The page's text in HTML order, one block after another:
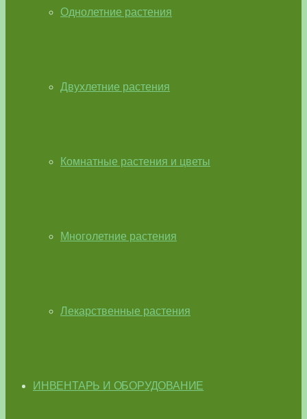
Однолетние растения
Двухлетние растения
Комнатные растения и цветы
Многолетние растения
Лекарственные растения
ИНВЕНТАРЬ И ОБОРУДОВАНИЕ